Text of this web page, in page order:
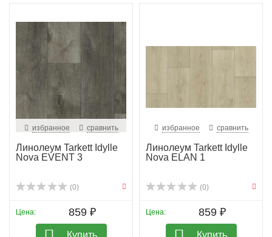
избранное сравнить
Линолеум Tarkett Idylle
Nova EVENT 3
(0)
Цена: 859 ₽
избранное сравнить
Линолеум Tarkett Idylle
Nova ELAN 1
(0)
Цена: 859 ₽